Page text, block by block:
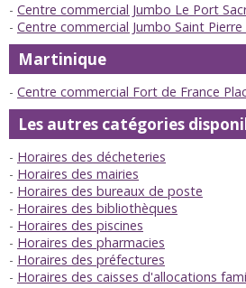
Centre commercial Jumbo Le Port
Centre commercial Jumbo Saint
Martinique
Centre commercial Fort de France
Les autres catégories
Horaires des décheteries
Horaires des mairies
Horaires des bureaux de poste
Horaires des bibliothèques
Horaires des piscines
Horaires des pharmacies
Horaires des préfectures
Horaires des caisses d'allocations